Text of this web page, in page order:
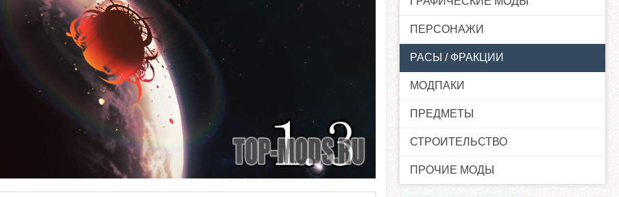
ПЕРСОНАЖИ
РАСЫ / ФРАКЦИИ
МОДПАКИ
ПРЕДМЕТЫ
СТРОИТЕЛЬСТВО
ПРОЧИЕ МОДЫ